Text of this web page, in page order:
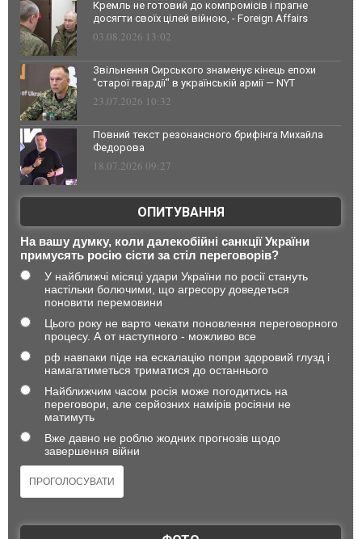
Кремль не готовий до компромісів і прагне
досягти своїх цілей війною, - Foreign Affairs
03.08.2026 13:02
Звільнення Сирського знаменує кінець епохи
"старої гвардії" в українській армії — NYT
23.07.2026 10:32
Повний текст резонансного брифінга Михайла
Федорова
18.07.2026 09:27
ОПИТУВАННЯ
На вашу думку, коли далекобійні санкції України
примусять росію сісти за стіл переговорів?
У найближчі місяці удари України по росії стануть
настільки болючими, що агресору доведеться
поновити перемовини
Цього року не варто чекати поновлення переговорного
процесу. А от наступного - можливо все
рф навпаки піде на ескалацію попри здоровий глузд і
намагатиметься триматися до останнього
Найближчим часом росія може погодитись на
переговори, але серйозних намірів росіяни не
матимуть
Вже давно не роблю жодних прогнозів щодо
завершення війни